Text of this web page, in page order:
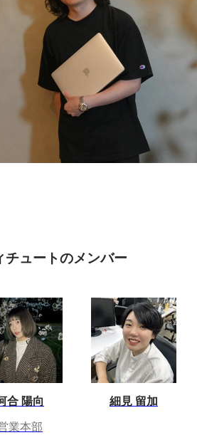
ュートのメンバー
合 陽向
業本部
細見 留加